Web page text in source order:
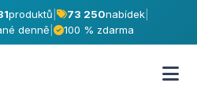
produktů 73 250nabídek|
denně
100 % zdarma